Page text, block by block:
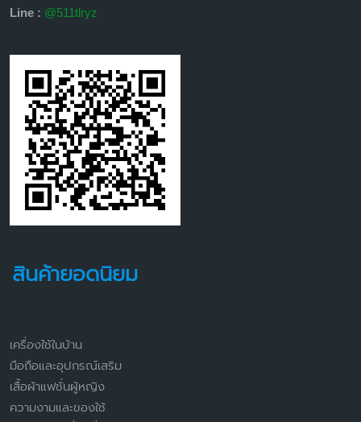
Line : @511tlryz
สินค้ายอดนิยม
เครื่องใช้ในบ้าน
มือถือและอุปกรณ์เสริม
เสื้อผ้าแฟชั่นผู้หญิง
ความงามและของใช้